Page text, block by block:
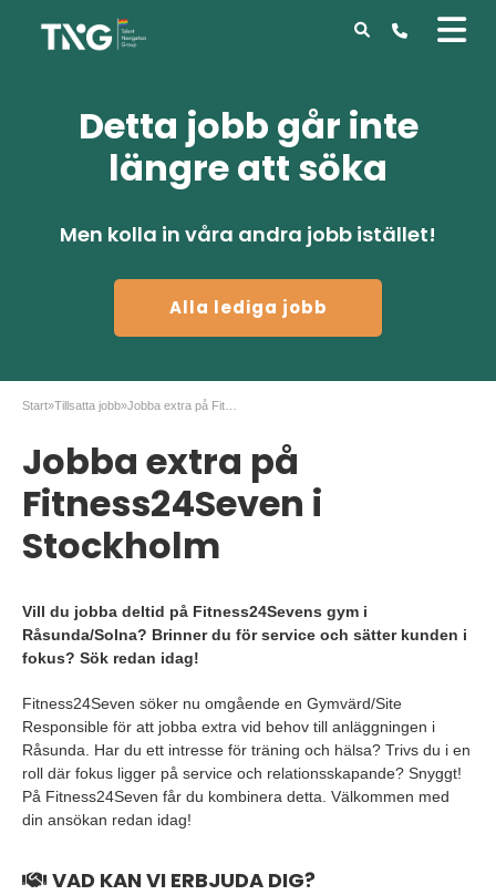
Detta jobb går inte
längre att söka
Men kolla in våra andra jobb istället!
Alla lediga jobb
Start»Tillsatta jobb»
Jobba extra på
Fitness24Seven i
Stockholm
Vill du jobba deltid på Fitness24Sevens gym i
Råsunda/Solna? Brinner du för service och sätter kunden i
fokus? Sök redan idag!
Fitness24Seven söker nu omgående en Gymvärd/Site
Responsible för att jobba extra vid behov till anläggningen i
Råsunda. Har du ett intresse för träning och hälsa? Trivs du i en
roll där fokus ligger på service och relationsskapande? Snyggt!
På Fitness24Seven får du kombinera detta. Välkommen med
din ansökan redan idag!
VAD KAN VI ERBJUDA DIG?